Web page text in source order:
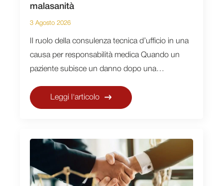
malasanità
3 Agosto 2026
Il ruolo della consulenza tecnica d’ufficio in una
causa per responsabilità medica Quando un
paziente subisce un danno dopo una…
Leggi l'articolo